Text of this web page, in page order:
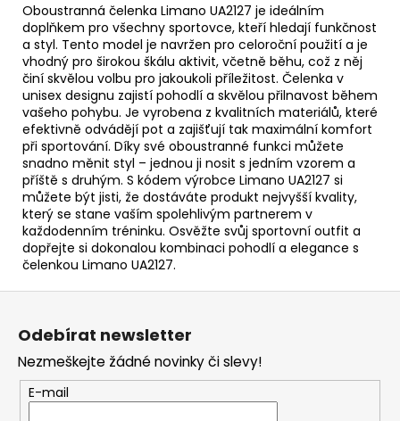
Oboustranná čelenka Limano UA2127 je ideálním
doplňkem pro všechny sportovce, kteří hledají funkčnost
a styl. Tento model je navržen pro celoroční použití a je
vhodný pro širokou škálu aktivit, včetně běhu, což z něj
činí skvělou volbu pro jakoukoli příležitost. Čelenka v
unisex designu zajistí pohodlí a skvělou přilnavost během
vašeho pohybu. Je vyrobena z kvalitních materiálů, které
efektivně odvádějí pot a zajišťují tak maximální komfort
při sportování. Díky své oboustranné funkci můžete
snadno měnit styl – jednou ji nosit s jedním vzorem a
příště s druhým. S kódem výrobce Limano UA2127 si
můžete být jisti, že dostáváte produkt nejvyšší kvality,
který se stane vaším spolehlivým partnerem v
každodenním tréninku. Osvěžte svůj sportovní outfit a
dopřejte si dokonalou kombinaci pohodlí a elegance s
čelenkou Limano UA2127.
Z
Odebírat newsletter
Nezmeškejte žádné novinky či slevy!
E-mail